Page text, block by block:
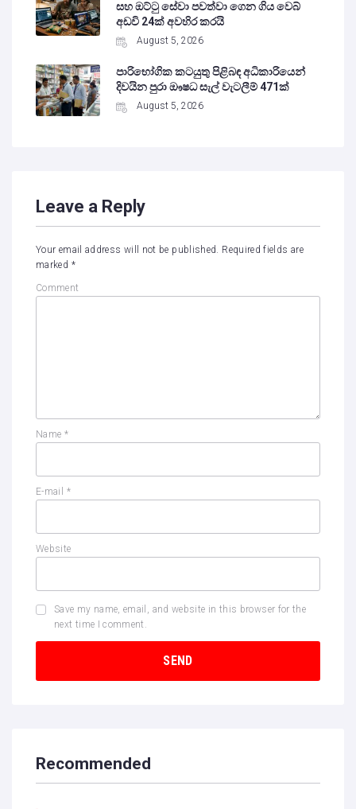
සහ ඔට්ටු සේවා පවත්වා ගෙන ගිය වෙබ්
අඩවි 24ක් අවහිර කරයි
August 5, 2026
පාරිභෝගික කටයුතු පිළිබඳ අධිකාරියෙන්
දිවයින පුරා ඖෂධ සැල් වැටලීම් 471ක්
August 5, 2026
Leave a Reply
Your email address will not be published. Required fields are
marked *
Comment
Name *
E-mail *
Website
Save my name, email, and website in this browser for the
next time I comment.
Recommended